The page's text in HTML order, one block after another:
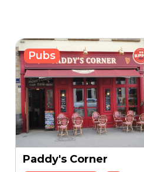
Paddy's Corner
Pubs